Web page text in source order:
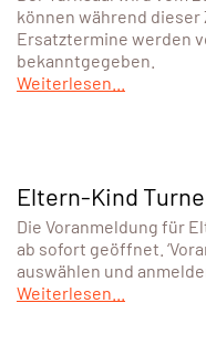
können während
Ersatztermine werden
bekanntgegeben.
Weiterlesen...
Eltern-Kind
Die Voranmeldung für
ab sofort geöffnet.
auswählen und
Weiterlesen...